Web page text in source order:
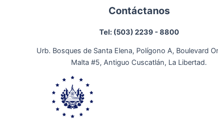
Contáctanos
Tel: (503) 2239 - 8800
Urb. Bosques de Santa Elena, Polígono A, Boulevard
Malta #5, Antiguo Cuscatlán, La Libertad.